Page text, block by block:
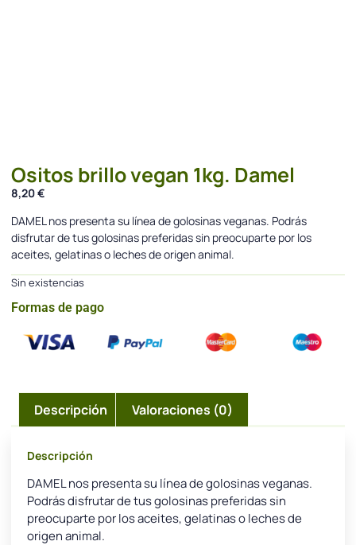
Ositos brillo vegan 1kg. Damel
8,20€
DAMEL nos presenta su línea de golosinas veganas. Podrás
disfrutar de tus golosinas preferidas sin preocuparte por los
aceites, gelatinas o leches de origen animal.
Sin existencias
Formas de pago
Descripción Valoraciones (0)
Descripción
DAMEL nos presenta su línea de golosinas veganas.
Podrás disfrutar de tus golosinas preferidas sin
preocuparte por los aceites, gelatinas o leches de
origen animal.